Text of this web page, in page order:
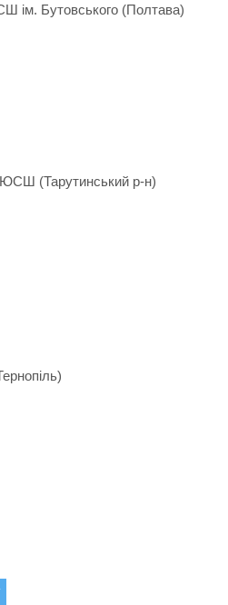
ім. Бутовського (Полтава)
(Тарутинський р-н)